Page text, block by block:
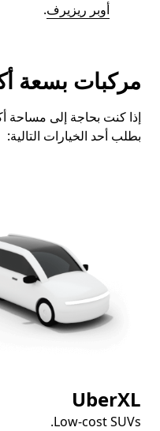
أوبر ريزيرف.
مركبات بسعة
إذا كنت بحاجة إلى مساحة
بطلب أحد الخيارات التالية:
UberXL
Low-cost SUVs.